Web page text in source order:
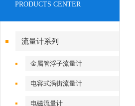
PRODUCTS CENTER
流量计系列
金属管浮子流量计
电容式涡街流量计
电磁流量计